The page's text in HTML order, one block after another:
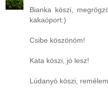
Bianka köszi,
kakaóport:)
Csibe köszönöm!
Kata köszi, jó lesz!
Lúdanyó köszi,